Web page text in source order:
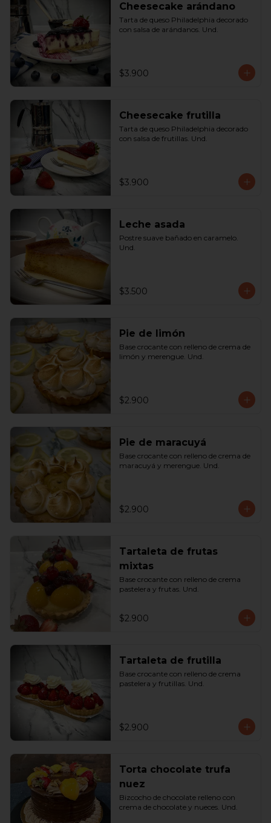
Cheesecake arándano
Tarta de queso Philadelphia decorado
con salsa de arándanos. Und.
$3.900
Cheesecake frutilla
Tarta de queso Philadelphia decorado
con salsa de frutillas. Und.
$3.900
Leche asada
Postre suave bañado en caramelo.
Und.
$3.500
Pie de limón
Base crocante con relleno de crema de
limón y merengue. Und.
$2.900
Pie de maracuyá
Base crocante con relleno de crema de
maracuyá y merengue. Und.
$2.900
Tartaleta de frutas
mixtas
Base crocante con relleno de crema
pastelera y frutas. Und.
$2.900
Tartaleta de frutilla
Base crocante con relleno de crema
pastelera y frutillas. Und.
$2.900
Torta chocolate trufa
nuez
Bizcocho de chocolate relleno con
crema de chocolate y nueces. Und.